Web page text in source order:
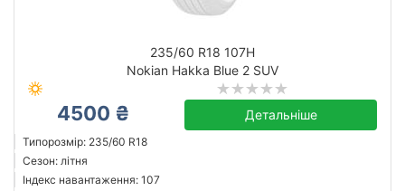
235/60 R18 107H
Nokian Hakka Blue 2 SUV
4500 ₴ Детальніше
Типорозмір: 235/60 R18
Сезон: літня
Індекс навантаження: 107